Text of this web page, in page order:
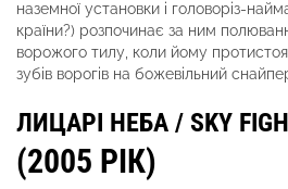
наземної установки і головоріз-
країни?) розпочинає за ним
ворожого тилу, коли йому
зубів ворогів на божевільний
ЛИЦАРІ НЕБА / SKY
(2005 РІК)